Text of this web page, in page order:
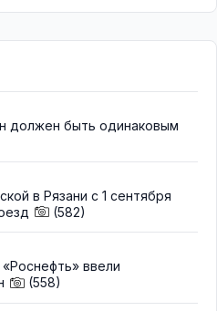
должен быть одинаковым
в Рязани с 1 сентября
(582)
ввели
(558)